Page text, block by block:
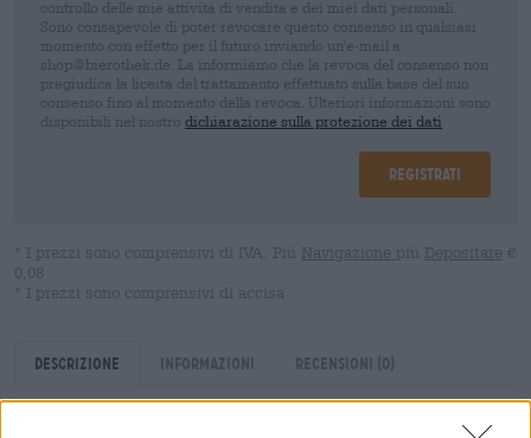
controllo delle mie attività di vendita e dei miei dati personali.
Sono consapevole di poter revocare questo consenso in qualsiasi
momento con effetto per il futuro inviando un'e-mail a
shop@bierothek.de. La informiamo che la revoca del consenso non
pregiudica la liceità del trattamento effettuato sulla base del suo
consenso fino al momento della revoca. Ulteriori informazioni sono
disponibili nel nostro dichiarazione sulla protezione dei dati
Registrati
* I prezzi sono comprensivi di IVA. Più Navigazione più Depositare €
0,08
* I prezzi sono comprensivi di accisa
Descrizione Informazioni Recensioni (0)